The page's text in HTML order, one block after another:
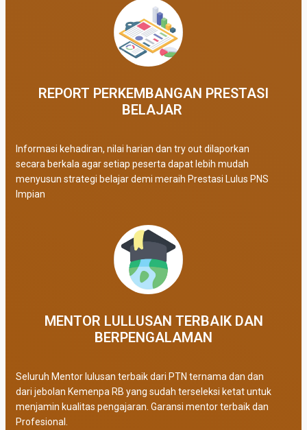
REPORT PERKEMBANGAN PRESTASI
BELAJAR ​
Informasi kehadiran, nilai harian dan try out dilaporkan
secara berkala agar setiap peserta dapat lebih mudah
menyusun strategi belajar demi meraih Prestasi Lulus PNS
Impian
MENTOR LULLUSAN TERBAIK DAN
BERPENGALAMAN
Seluruh Mentor lulusan terbaik dari PTN ternama dan dan
dari jebolan Kemenpa RB yang sudah terseleksi ketat untuk
menjamin kualitas pengajaran. Garansi mentor terbaik dan
Profesional.